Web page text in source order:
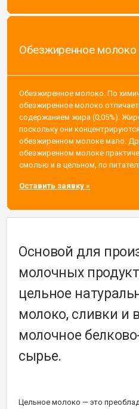
Обезжиренное молоко
Обезжиренное молоко. По
обезжиренное молоко
содержанием жира (0,05%).
поскольку они
обезжиренном молоке мало.
обезжиренном молоке
смолью и в цельном, по
Оставить заявку »
Основой для
молочных
цельное
молоко, сливки и
молочное
сырье.
Цельное молоко — это